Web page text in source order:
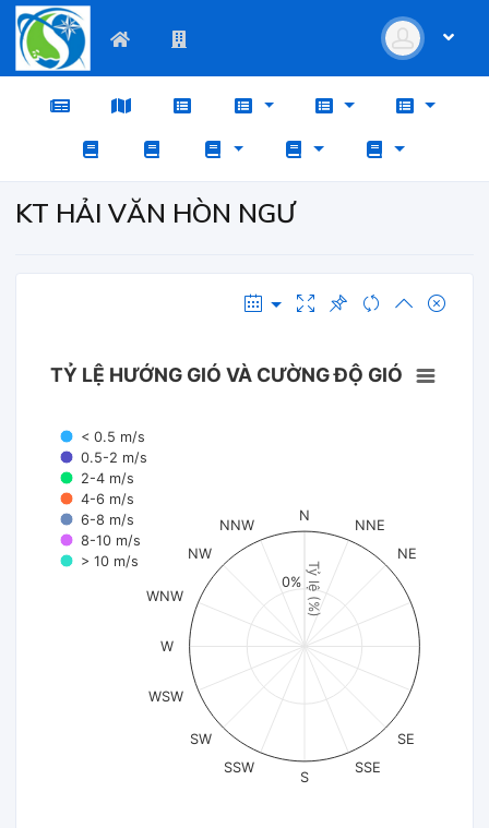
KT HẢI VĂN HÒN NGƯ
Tỷ lệ (%)
TỶ LỆ HƯỚNG GIÓ VÀ CƯỜNG ĐỘ GIÓ
< 0.5 m/s
0.5-2 m/s
2-4 m/s
4-6 m/s
6-8 m/s
8-10 m/s
> 10 m/s
N
NNE
NE
SE
SSE
S
SSW
SW
WSW
W
WNW
NW
NNW
0%